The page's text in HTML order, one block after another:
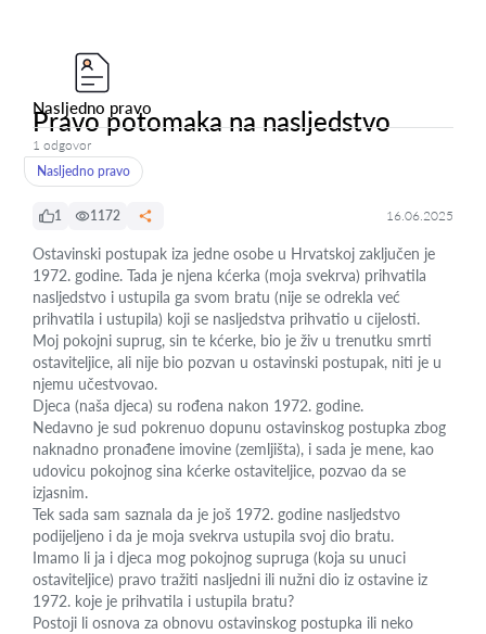
Nasljedno pravo
Pravo potomaka na nasljedstvo
1 odgovor
Nasljedno pravo
1 1172 16.06.2025
Ostavinski postupak iza jedne osobe u Hrvatskoj zaključen je
1972. godine. Tada je njena kćerka (moja svekrva) prihvatila
nasljedstvo i ustupila ga svom bratu (nije se odrekla već
prihvatila i ustupila) koji se nasljedstva prihvatio u cijelosti.
Moj pokojni suprug, sin te kćerke, bio je živ u trenutku smrti
ostaviteljice, ali nije bio pozvan u ostavinski postupak, niti je u
njemu učestvovao.
Djeca (naša djeca) su rođena nakon 1972. godine.
Nedavno je sud pokrenuo dopunu ostavinskog postupka zbog
naknadno pronađene imovine (zemljišta), i sada je mene, kao
udovicu pokojnog sina kćerke ostaviteljice, pozvao da se
izjasnim.
Tek sada sam saznala da je još 1972. godine nasljedstvo
podijeljeno i da je moja svekrva ustupila svoj dio bratu.
Imamo li ja i djeca mog pokojnog supruga (koja su unuci
ostaviteljice) pravo tražiti nasljedni ili nužni dio iz ostavine iz
1972. koje je prihvatila i ustupila bratu?
Postoji li osnova za obnovu ostavinskog postupka ili neko